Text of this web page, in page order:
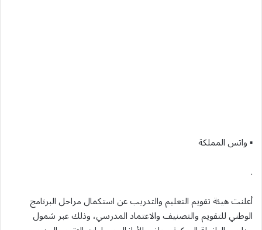
▪︎ واتس المملكة
.
أعلنت هيئة تقويم التعليم والتدريب عن استكمال مراحل البرنامج
الوطني للتقويم والتصنيف والاعتماد المدرسي، وذلك عبر شمول